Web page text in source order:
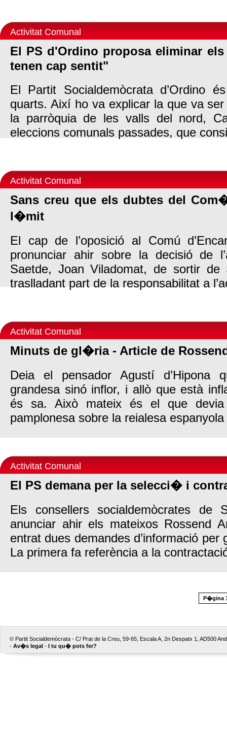
Activitat Comunal
El PS d'Ordino proposa eliminar
tenen cap sentit"
El Partit Socialdemòcrata d’Ordino
quarts. Així ho va explicar la que va
la parròquia de les valls del nord,
eleccions comunals passades, que
Activitat Comunal
Sans creu que els dubtes del
l�mit
El cap de l’oposició al Comú
pronunciar ahir sobre la decisió de
Saetde, Joan Viladomat, de sortir
traslladant part de la responsabilitat a
Activitat Comunal
Minuts de gl�ria - Article de
Deia el pensador Agustí d’Hipona
grandesa sinó inflor, i allò que està
és sa. Això mateix és el que devia
pamplonesa sobre la reialesa espanyola
Activitat Comunal
El PS demana per la selecci� i
Els consellers socialdemòcrates de
anunciar ahir els mateixos Rossend
entrat dues demandes d’informació per
La primera fa referència a la
P�gina
© Partit Socialdemòcrata - C/ Prat de la Creu, 59-65, Escala A, 2n Despatx 1, AD500
- Av�s legal - I tu qu� pots fer?